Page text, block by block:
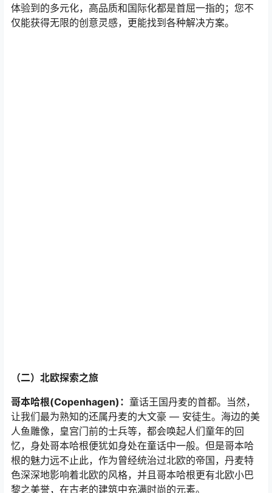
体验到的多元化，高品质和国际化都是首屈一指的；您不
仅能获得无限的创意灵感，更能找到各种解决方案。
（二）北欧探索之旅
哥本哈根(Copenhagen)： 童话王国丹麦的首都。当然，
让我们最为熟知的还属丹麦的大文豪 — 安徒生。海边的美
人鱼雕像，皇宫门前的士兵等，都会唤起人们童年的回
忆，身处哥本哈根便犹如身处在童话中一般。但是哥本哈
根的魅力远不止此，作为曾经统治过北欧的帝国，丹麦特
色深深地影响着北欧的风格，并且哥本哈根更有北欧小巴
黎之美誉，在古老的建筑中充满时尚的元素。